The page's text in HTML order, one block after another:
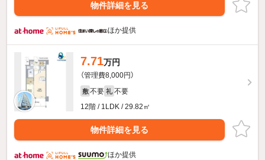
物件詳細を見る
ほか提供
7.71万円
（管理費8,000円）
敷 不要 礼 不要
12階 / 1LDK / 29.82㎡
物件詳細を見る
ほか提供